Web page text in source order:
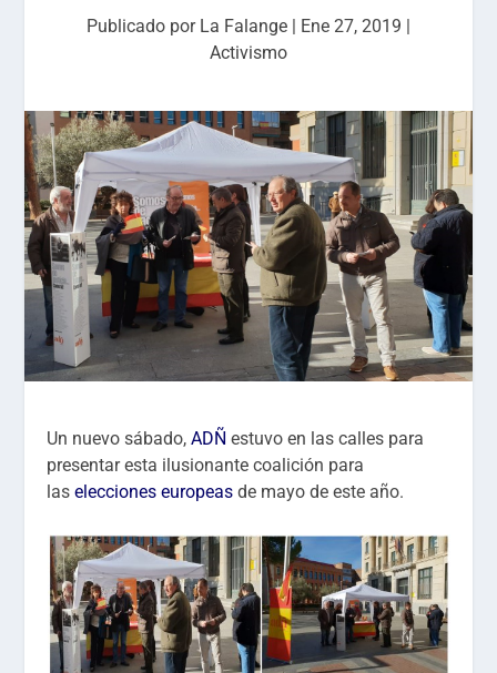
Publicado por La Falange | Ene 27, 2019 |
Activismo
Un nuevo sábado,ADÑ estuvo en las calles para
presentar esta ilusionante coalición para
laselecciones europeas de mayo de este año.